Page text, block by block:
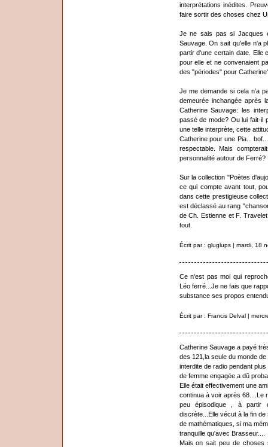
interprétations inédites.
faire sortir des choses chez
Je ne sais pas si Jacques
Sauvage. On sait qu'elle n'a
partir d'une certain date. Elle
pour elle et ne convenaient
des "périodes" pour
Je me demande si cela n'a
demeurée inchangée après
Catherine Sauvage: les
passé de mode? Ou lui fait-il
une telle interprète, cette
Catherine pour une Pia...
respectable. Mais
personnalité autour de Ferré?
Sur la collection "Poètes
ce qui compte avant tout,
dans cette prestigieuse
est déclassé au rang
de Ch. Estienne et F.
tout.
Écrit par : gluglups | mardi, 18
Ce n'est pas moi qui
Léo ferré...Je ne fais que
substance ses propos
Écrit par : Francis Delval |
Catherine Sauvage a payé
des 121,la seule du monde
interdite de radio pendant
de femme engagée a dû
Elle était effectivement une
continua à voir après 68....Le
peu épisodique , à partir
discrète...Elle vécut à la fin
de mathématiques, si ma
tranquille qu'avec Brasseur....
Mais on sait peu de choses